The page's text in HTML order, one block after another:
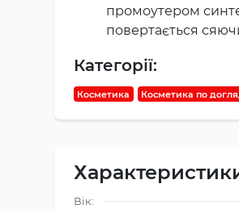
промоутером
повертається
Категорії:
Косметика Косметика по
Вік: